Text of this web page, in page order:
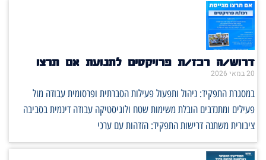
דרוש/ה רכז/ת פרויקטים לתנועת אם תרצו
20 במאי 2026
במסגרת התפקיד: ניהול ותפעול פעילות הסברתית ופרסומית עבודה מול
פעילים ומתנדבים הובלת משימות שטח ולוגיסטיקה עבודה דינמית בסביבה
ציבורית משתנה דרישות התפקיד: הזדהות עם ערכי